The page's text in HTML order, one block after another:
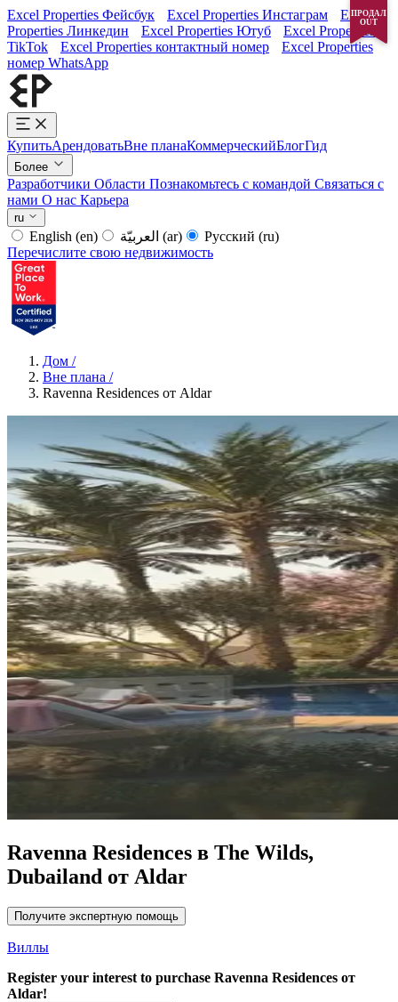
Excel Properties Фейсбук Excel Properties Инстаграм
Excel
Properties Линкедин
Excel Properties Ютуб
Excel Properties
TikTok
Excel Properties контактный номер
Excel Properties
номер WhatsApp
КупитьАрендоватьВне планаКоммерческийБлогГид
Более
Разработчики Области Познакомьтесь с командой Связаться с
нами О нас Карьера
ru
English (en) (ar) Русский (ru)
Перечислите свою недвижимость
Дом /
Вне плана /
Ravenna Residences от Aldar
Ravenna Residences в The Wilds,
Dubailand от Aldar
Получите экспертную помощь
Виллы
Register your interest to purchase Ravenna Residences от
Aldar!
ПРОДАЛ
OUT